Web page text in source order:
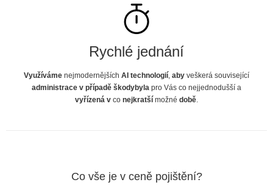
Rychlé jednání
Využíváme nejmodernějších AI technologií, aby veškerá související
administrace v případě škodybyla pro Vás co nejjednodušší a
vyřízená v co nejkratší možné době.
Co vše je v ceně pojištění?